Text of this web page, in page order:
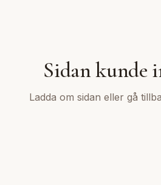
Sidan kunde
Ladda om sidan eller gå